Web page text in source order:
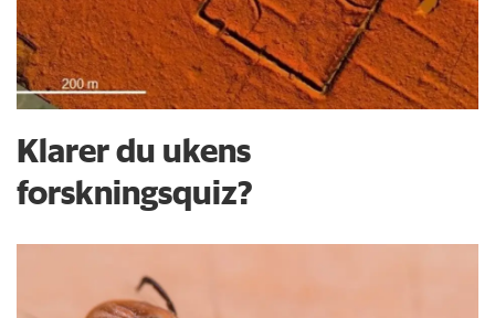
Klarer du ukens
forskningsquiz?